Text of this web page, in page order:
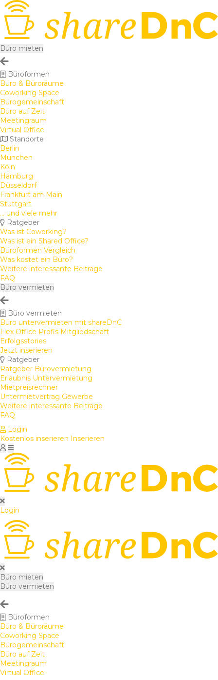
Büro mieten
Büroformen
Büro & Büroräume
Coworking Space
Bürogemeinschaft
Büro auf Zeit
Meetingraum
Virtual Office
Standorte
Berlin
München
Köln
Hamburg
Düsseldorf
Frankfurt am Main
Stuttgart
... und viele mehr
Ratgeber
Was ist Coworking?
Was ist ein Shared Office?
Büroformen Vergleich
Was kostet ein Büro?
Weitere interessante Beiträge
FAQ
Büro vermieten
Büro vermieten
Büro untervermieten mit shareDnC
Flex Office Profis Mitgliedschaft
Erfolgsstories
Jetzt inserieren
Ratgeber
Ratgeber Bürovermietung
Erlaubnis Untervermietung
Mietpreisrechner
Untermietvertrag Gewerbe
Weitere interessante Beiträge
FAQ
Login
Kostenlos inserieren Inserieren
Login
Büro mieten
Büro vermieten
Büroformen
Büro & Büroräume
Coworking Space
Bürogemeinschaft
Büro auf Zeit
Meetingraum
Virtual Office